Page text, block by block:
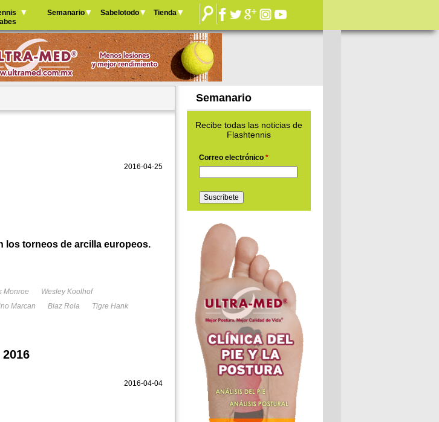
to navigation
Semanario Sabelotodo Tienda
2016-04-25
los torneos de arcilla europeos.
Monroe
Wesley Koolhof
Marcan Blaz Rola
Tigre Hank
2016-04-04
Semanario
Recibe todas las noticias de
Flashtennis
Correo electrónico *